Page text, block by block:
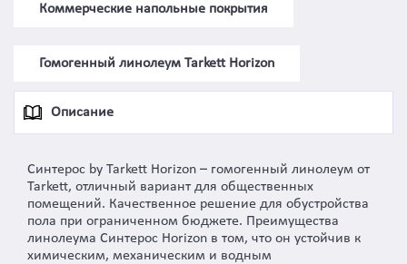
Коммерческие напольные покрытия
Гомогенный линолеум Tarkett Horizon
Описание
Синтерос by Tarkett Horizon – гомогенный линолеум от
Tarkett, отличный вариант для общественных
помещений. Качественное решение для обустройства
пола при ограниченном бюджете. Преимущества
линолеума Синтерос Horizon в том, что он устойчив к
химическим, механическим и водным